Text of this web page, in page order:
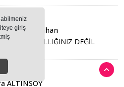
giriş
Şahan
SİZİN KRALLIĞINIZ DEĞİL
ALTINSOY